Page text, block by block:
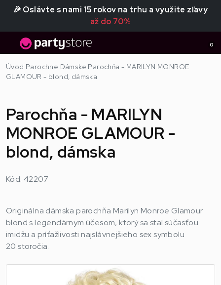
🎉 Oslávte s nami 15 rokov na trhu a využite zľavy
až do 70%
0
Úvod Parochne Dámske Parochňa - MARILYN MONROE
GLAMOUR - blond, dámska
Parochňa - MARILYN
MONROE GLAMOUR -
blond, dámska
Kód: 42207
Originálna dámska parochňa Marilyn Monroe Glamour
blond s legendárnym účesom, ktorý sa stal súčasťou
imidžu a príťažlivosti najslávnejšieho sex symbolu
20.storočia.